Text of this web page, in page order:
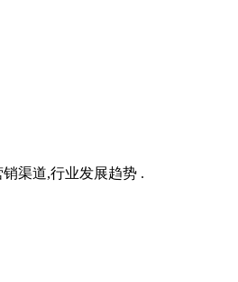
渠道,行业发展趋势 .